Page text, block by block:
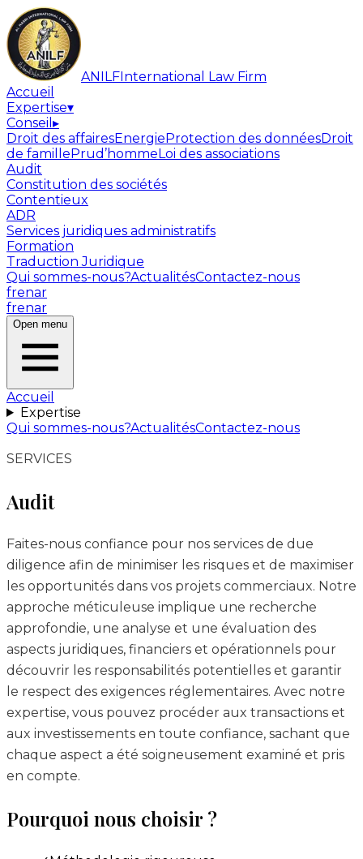
ANILFInternational Law Firm
Accueil
Expertise▾
Conseil ▸
Droit des affairesEnergieProtection des donnéesDroit
de famillePrud’hommeLoi des associations
Audit
Constitution des sociétés
Contentieux
ADR
Services juridiques administratifs
Formation
Traduction Juridique
Qui sommes-nous?ActualitésContactez-nous
frenar
frenar
Open menu
Accueil
Expertise
Qui sommes-nous?ActualitésContactez-nous
SERVICES
Audit
Faites-nous confiance pour nos services de due
diligence afin de minimiser les risques et de maximiser
les opportunités dans vos projets commerciaux. Notre
approche méticuleuse implique une recherche
approfondie, une analyse et une évaluation des
aspects juridiques, financiers et opérationnels pour
découvrir les responsabilités potentielles et garantir
le respect des exigences réglementaires. Avec notre
expertise, vous pouvez procéder aux transactions et
aux investissements en toute confiance, sachant que
chaque aspect a été soigneusement examiné et pris
en compte.
Pourquoi nous choisir ?